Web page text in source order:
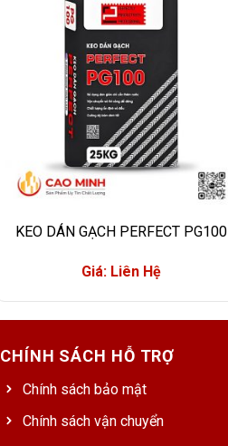
KEO DÁN GẠCH PERFECT PG100
Giá: Liên Hệ
CHÍNH SÁCH HỖ TRỢ
Chính sách bảo mật
Chính sách vận chuyển